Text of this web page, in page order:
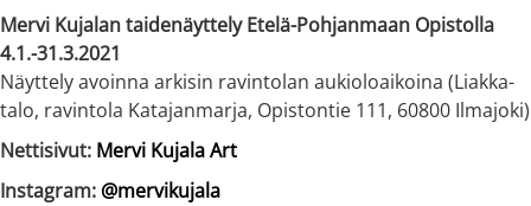
Mervi Kujalan taidenäyttely Etelä-Pohjanmaan Opistolla
4.1.-31.3.2021
Näyttely avoinna arkisin ravintolan aukioloaikoina (Liakka-
talo, ravintola Katajanmarja, Opistontie 111, 60800 Ilmajoki)
Nettisivut: Mervi Kujala Art
Instagram: @mervikujala